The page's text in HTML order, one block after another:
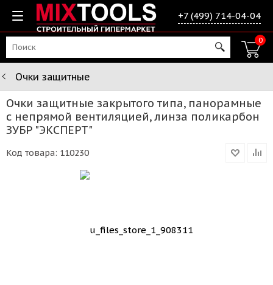
+7 (499) 714-04-04
0
Очки защитные
Очки защитные закрытого типа, панорамные
с непрямой вентиляцией, линза поликарбон
ЗУБР "ЭКСПЕРТ"
Код товара: 110230